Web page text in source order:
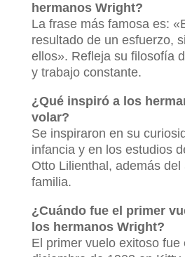
hermanos Wright?
La frase más famosa es:
resultado de un esfuerzo,
ellos». Refleja su filosofía
y trabajo constante.
¿Qué inspiró a los
volar?
Se inspiraron en su
infancia y en los estudios
Otto Lilienthal, además del
familia.
¿Cuándo fue el primer
los hermanos Wright?
El primer vuelo exitoso fue